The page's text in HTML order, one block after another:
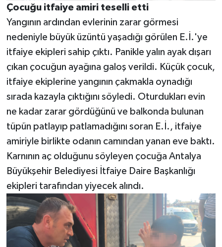
Çocuğu itfaiye amiri teselli etti
Yangının ardından evlerinin zarar görmesi
nedeniyle büyük üzüntü yaşadığı görülen E.İ.'ye
itfaiye ekipleri sahip çıktı. Panikle yalın ayak dışarı
çıkan çocuğun ayağına galoş verildi. Küçük çocuk,
itfaiye ekiplerine yangının çakmakla oynadığı
sırada kazayla çıktığını söyledi. Oturdukları evin
ne kadar zarar gördüğünü ve balkonda bulunan
tüpün patlayıp patlamadığını soran E.İ., itfaiye
amiriyle birlikte odanın camından yanan eve baktı.
Karnının aç olduğunu söyleyen çocuğa Antalya
Büyükşehir Belediyesi İtfaiye Daire Başkanlığı
ekipleri tarafından yiyecek alındı.